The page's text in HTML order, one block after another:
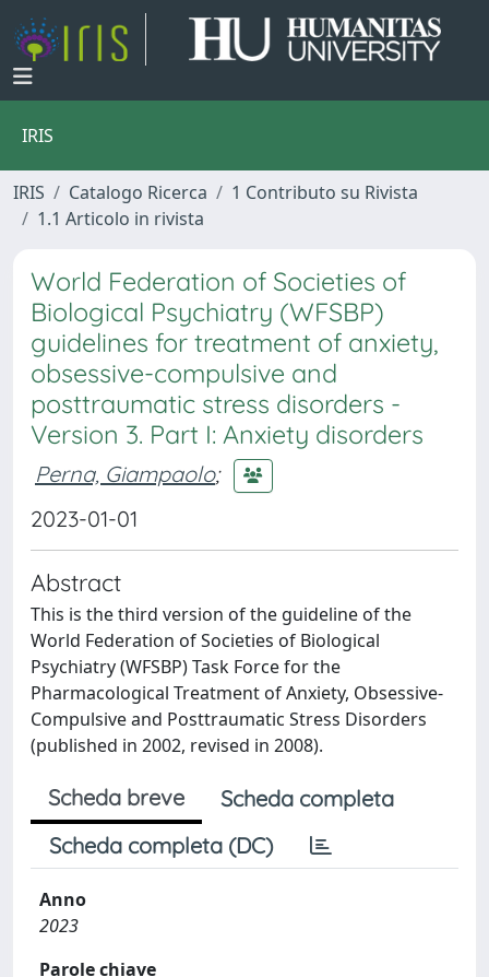
IRIS
IRIS Catalogo Ricerca
1 Contributo su Rivista
1.1 Articolo in rivista
World Federation of Societies of
Biological Psychiatry (WFSBP)
guidelines for treatment of anxiety,
obsessive-compulsive and
posttraumatic stress disorders -
Version 3. Part I: Anxiety disorders
Perna, Giampaolo;
2023-01-01
Abstract
This is the third version of the guideline of the
World Federation of Societies of Biological
Psychiatry (WFSBP) Task Force for the
Pharmacological Treatment of Anxiety, Obsessive-
Compulsive and Posttraumatic Stress Disorders
(published in 2002, revised in 2008).
Scheda breve
Scheda completa
Scheda completa (DC)
Anno
2023
Parole chiave